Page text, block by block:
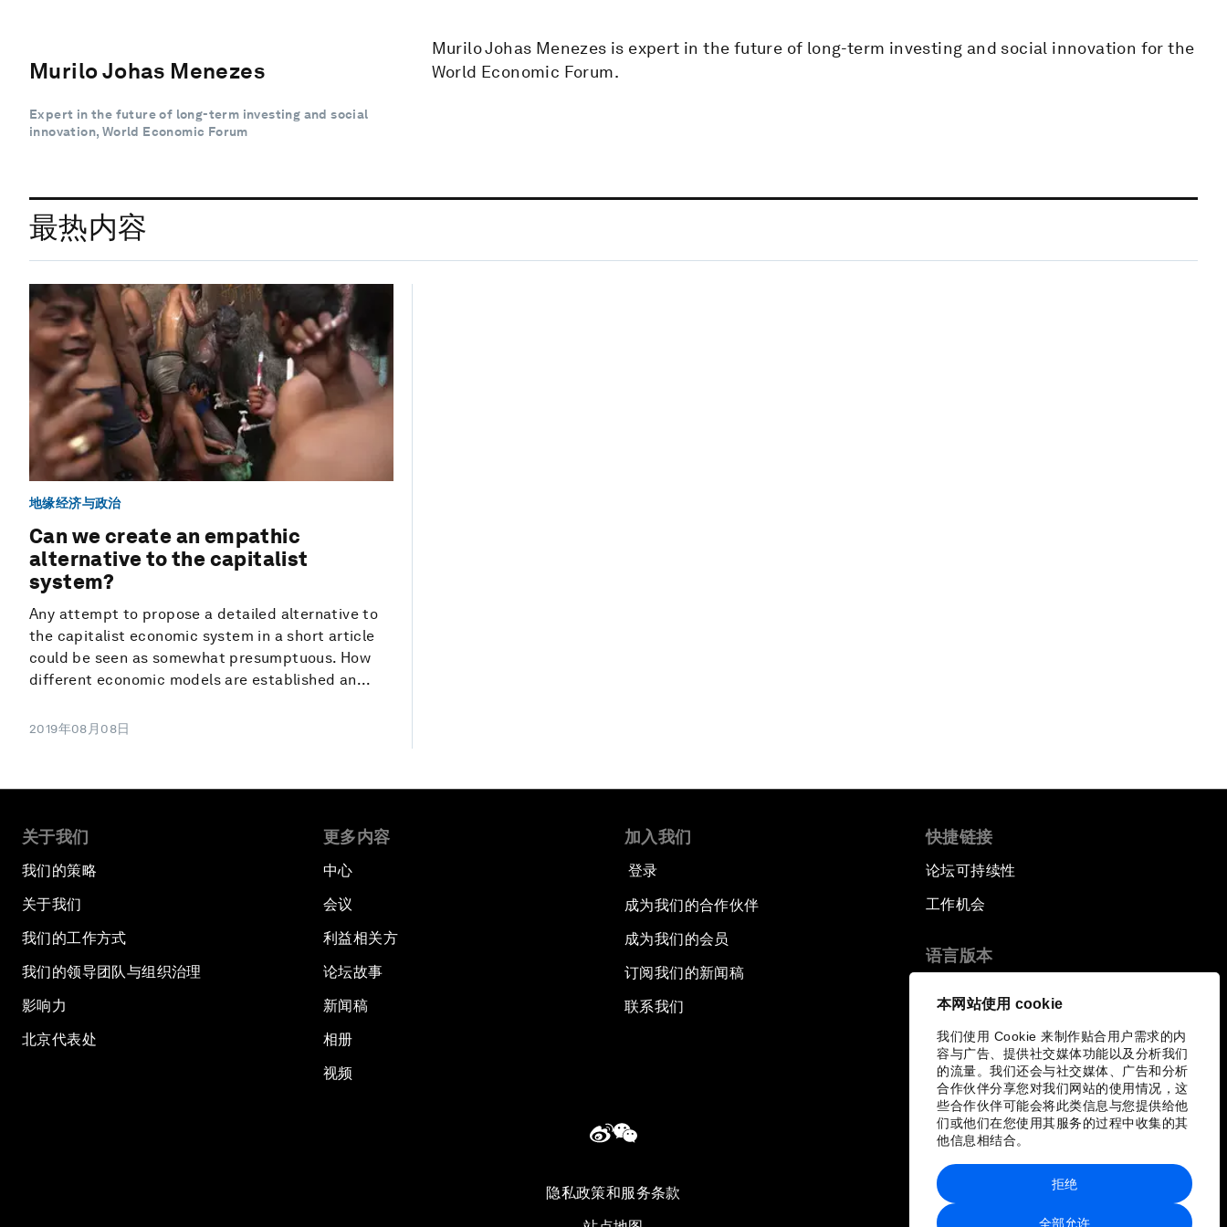
本网站使用 cookie
我们使用 Cookie 来制作贴合用户需求的内
容与广告、提供社交媒体功能以及分析我们
的流量。我们还会与社交媒体、广告和分析
合作伙伴分享您对我们网站的使用情况，这
些合作伙伴可能会将此类信息与您提供给他
们或他们在您使用其服务的过程中收集的其
他信息相结合。
全部允许
拒绝
Murilo Johas Menezes
Expert in the future of long-term investing and social
innovation, World Economic Forum
Murilo Johas Menezes is expert in the future of long-term investing and social innovation for the
World Economic Forum.
最热内容
地缘经济与政治
Can we create an empathic
alternative to the capitalist
system?
Any attempt to propose a detailed alternative to
the capitalist economic system in a short article
could be seen as somewhat presumptuous. How
different economic models are established an...
2019年08月08日
关于我们
我们的策略
关于我们
我们的工作方式
我们的领导团队与组织治理
影响力
北京代表处
更多内容
中心
会议
利益相关方
论坛故事
新闻稿
相册
视频
加入我们
登录
成为我们的合作伙伴
成为我们的会员
订阅我们的新闻稿
联系我们
快捷链接
论坛可持续性
工作机会
语言版本
隐私政策和服务条款